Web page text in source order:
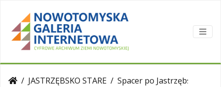
JASTRZĘBSKO STARE Spacer po Jastrzębsku, rok 1990